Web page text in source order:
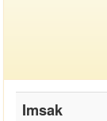
Imsak